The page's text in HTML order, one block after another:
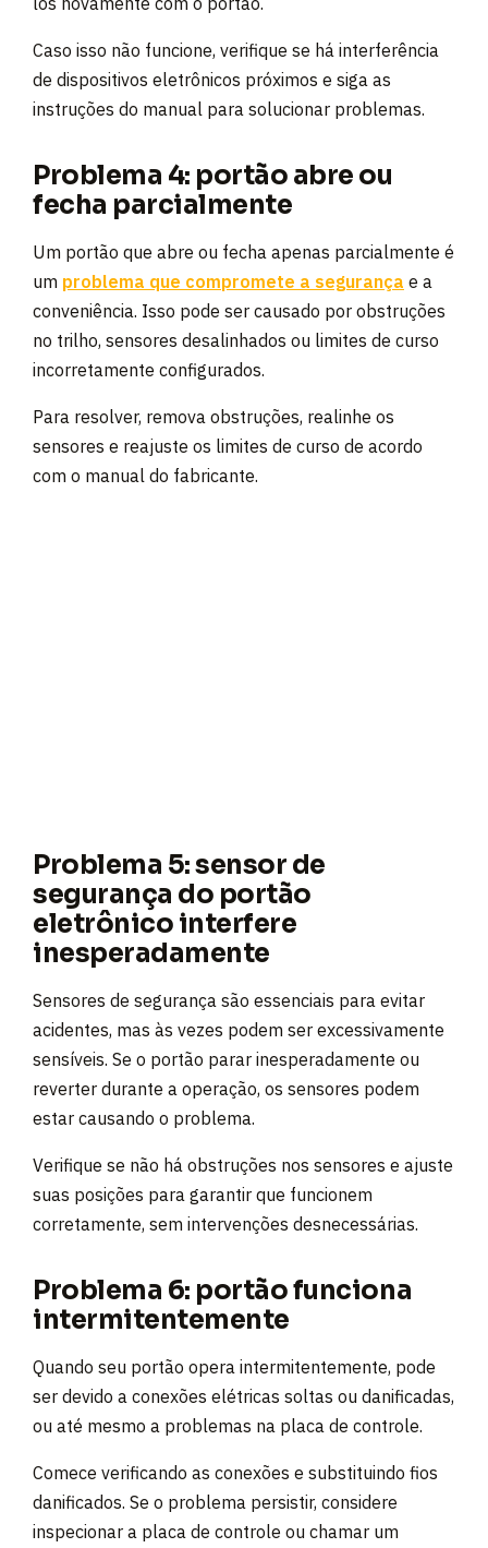
Caso isso não funcione, verifique se há interferência
de dispositivos eletrônicos próximos e siga as
instruções do manual para solucionar problemas.
Problema 4: portão abre ou
fecha parcialmente
Um portão que abre ou fecha apenas parcialmente é
um problema que compromete a segurança e a
conveniência. Isso pode ser causado por obstruções
no trilho, sensores desalinhados ou limites de curso
incorretamente configurados.
Para resolver, remova obstruções, realinhe os
sensores e reajuste os limites de curso de acordo
com o manual do fabricante.
Problema 5: sensor de
segurança do portão
eletrônico interfere
inesperadamente
Sensores de segurança são essenciais para evitar
acidentes, mas às vezes podem ser excessivamente
sensíveis. Se o portão parar inesperadamente ou
reverter durante a operação, os sensores podem
estar causando o problema.
Verifique se não há obstruções nos sensores e ajuste
suas posições para garantir que funcionem
corretamente, sem intervenções desnecessárias.
Problema 6: portão funciona
intermitentemente
Quando seu portão opera intermitentemente, pode
ser devido a conexões elétricas soltas ou danificadas,
ou até mesmo a problemas na placa de controle.
Comece verificando as conexões e substituindo fios
danificados. Se o problema persistir, considere
inspecionar a placa de controle ou chamar um